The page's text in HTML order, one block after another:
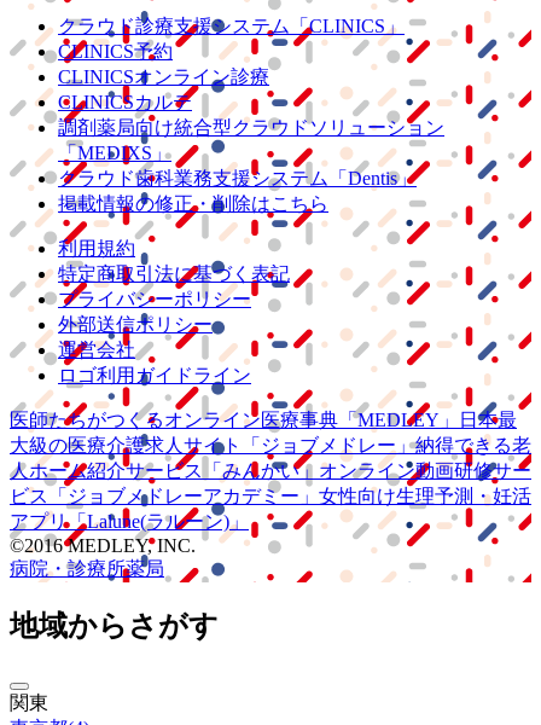
クラウド診療支援システム
「CLINICS」
CLINICS予約
CLINICSオンライン診療
CLINICSカルテ
調剤薬局向け統合型クラウドソリューション
「MEDIXS」
クラウド歯科業務支援システム
「Dentis」
掲載情報の修正・削除はこちら
利用規約
特定商取引法に基づく表記
プライバシーポリシー
外部送信ポリシー
運営会社
ロゴ利用ガイドライン
医師たちがつくるオンライン医療事典 「MEDLEY」
日本最
大級の医療介護求人サイト 「ジョブメドレー」納得できる老
人ホーム紹介サービス
「みんかい」 オンライン動画研修サー
ビス
「ジョブメドレーアカデミー」 女性向け生理予測・妊活
アプリ「Lalune(ラルーン)」
©2016 MEDLEY, INC.
病院・診療所薬局
地域からさがす
関東